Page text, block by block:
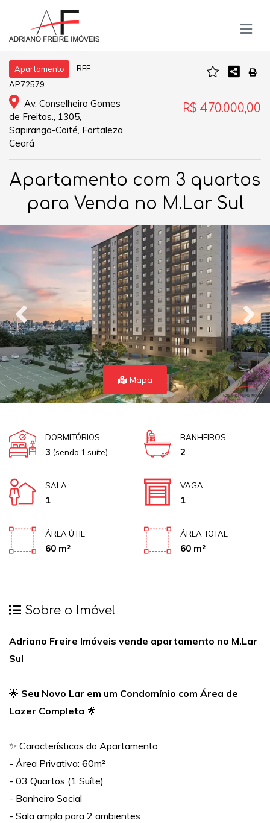
Apartamento
REF
AP72579
Av. Conselheiro Gomes
de Freitas., 1305,
Sapiranga-Coité, Fortaleza,
Ceará
R$ 470.000,00
Apartamento com 3 quartos
para Venda no M.Lar Sul
Mapa
DORMITÓRIOS
3 (sendo 1 suíte)
BANHEIROS
2
SALA
1
VAGA
1
ÁREA ÚTIL
60 m²
ÁREA TOTAL
60 m²
Sobre o Imóvel
Adriano Freire Imóveis vende apartamento no M.Lar
Sul
🌟 Seu Novo Lar em um Condomínio com Área de
Lazer Completa 🌟
✨ Características do Apartamento:
- Área Privativa: 60m²
- 03 Quartos (1 Suíte)
- Banheiro Social
- Sala ampla para 2 ambientes